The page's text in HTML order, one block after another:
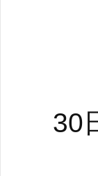
30